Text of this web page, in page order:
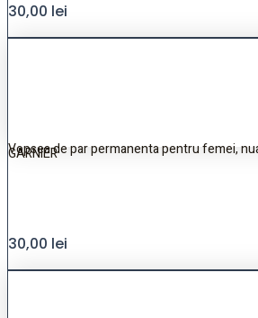
30,00 lei
Vopsea de par permanenta pentru femei,
GARNIER
30,00 lei